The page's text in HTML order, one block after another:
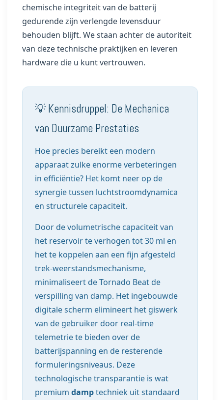
chemische integriteit van de batterij
gedurende zijn verlengde levensduur
behouden blijft. We staan achter de autoriteit
van deze technische praktijken en leveren
hardware die u kunt vertrouwen.
💡 Kennisdruppel: De Mechanica
van Duurzame Prestaties
Hoe precies bereikt een modern
apparaat zulke enorme verbeteringen
in efficiëntie? Het komt neer op de
synergie tussen luchtstroomdynamica
en structurele capaciteit.
Door de volumetrische capaciteit van
het reservoir te verhogen tot 30 ml en
het te koppelen aan een fijn afgesteld
trek-weerstandsmechanisme,
minimaliseert de Tornado Beat de
verspilling van damp. Het ingebouwde
digitale scherm elimineert het giswerk
van de gebruiker door real-time
telemetrie te bieden over de
batterijspanning en de resterende
formuleringsniveaus. Deze
technologische transparantie is wat
premium damptechniek uit standaard